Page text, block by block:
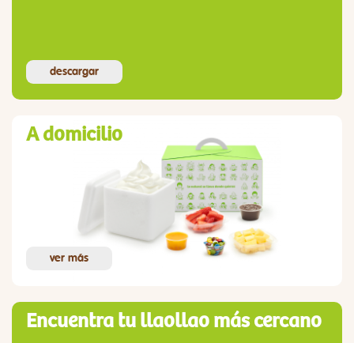
descargar
A domicilio
ver más
Encuentra tu llaollao más cercano